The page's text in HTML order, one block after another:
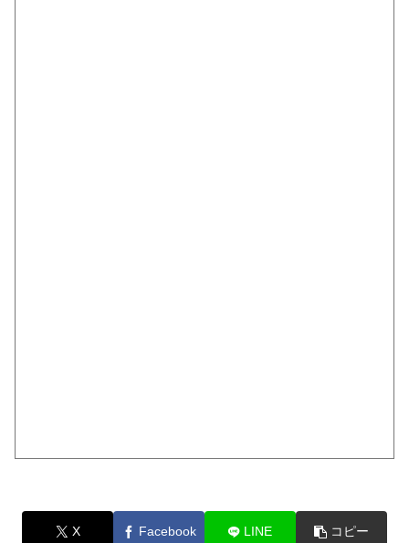
X Facebook LINE コピー